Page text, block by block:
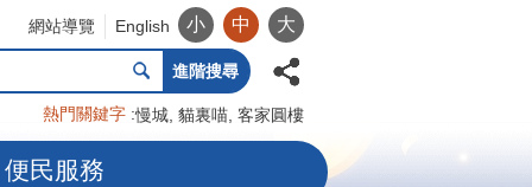
網站導覽 English 小 中 大
進階搜尋
熱門關鍵字 慢城 貓裏喵 客家圓樓
便民服務